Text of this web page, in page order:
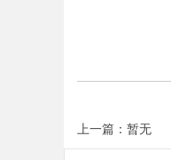
上一篇：暂无